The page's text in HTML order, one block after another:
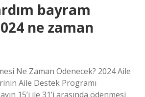
bayram
ne zaman
Ne Zaman Ödenecek? 2024 Aile
Aile Destek Programı
15’i ile 31’i arasında ödenmesi